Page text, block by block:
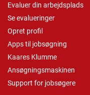
Evaluer din arbejdsplads
Se evalueringer
Opret profil
Apps til jobsøgning
Kaares Klumme
Ansøgningsmaskinen
Support for jobsøgere